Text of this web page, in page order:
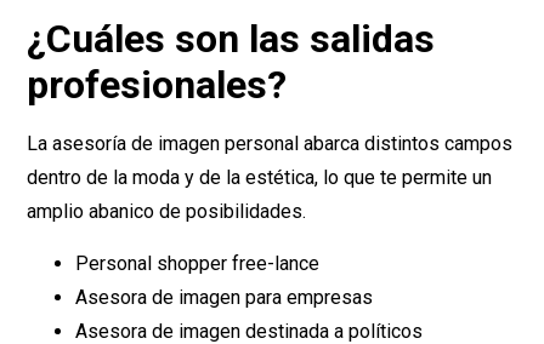
¿Cuáles son las salidas
profesionales?
La asesoría de imagen personal abarca distintos campos
dentro de la moda y de la estética, lo que te permite un
amplio abanico de posibilidades.
Personal shopper free-lance
Asesora de imagen para empresas
Asesora de imagen destinada a políticos